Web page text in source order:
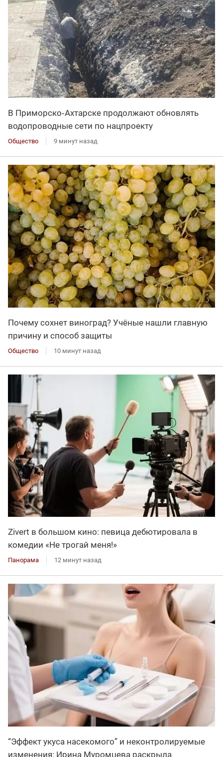
В Приморско‑Ахтарске продолжают обновлять
водопроводные сети по нацпроекту
Общество 9 минут назад
Почему сохнет виноград? Учёные нашли главную
причину и способ защиты
Общество 10 минут назад
Zivert в большом кино: певица дебютировала в
комедии «Не трогай меня!»
Панорама 12 минут назад
“Эффект укуса насекомого” и неконтролируемые
изменения: Ирина Муромцева раскрыла